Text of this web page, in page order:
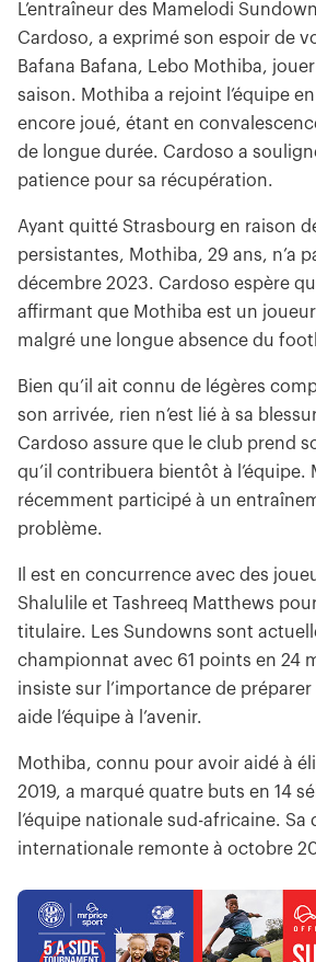
L’entraîneur des Mamelodi
Cardoso, a exprimé son espoir de
Bafana Bafana, Lebo Mothiba,
saison. Mothiba a rejoint l’équipe
encore joué, étant en
de longue durée. Cardoso a
patience pour sa récupération.
Ayant quitté Strasbourg en raison
persistantes, Mothiba, 29 ans, n’a
décembre 2023. Cardoso espère
affirmant que Mothiba est un
malgré une longue absence du
Bien qu’il ait connu de légères
son arrivée, rien n’est lié à sa
Cardoso assure que le club prend
qu’il contribuera bientôt à l’équipe.
récemment participé à un
problème.
Il est en concurrence avec des
Shalulile et Tashreeq Matthews
titulaire. Les Sundowns sont
championnat avec 61 points en 24
insiste sur l’importance de préparer
aide l’équipe à l’avenir.
Mothiba, connu pour avoir aidé à
2019, a marqué quatre buts en 14
l’équipe nationale sud-africaine.
internationale remonte à octobre